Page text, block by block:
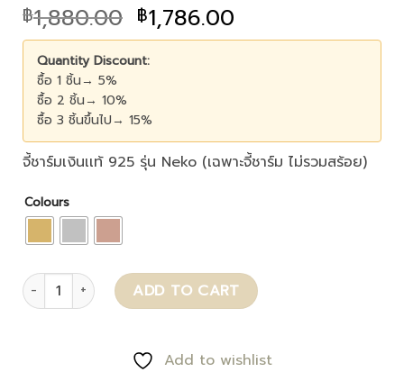
฿1,880.00 ฿1,786.00
Quantity Discount:
ซื้อ 1 ชิ้น→ 5%
ซื้อ 2 ชิ้น→ 10%
ซื้อ 3 ชิ้นขึ้นไป→ 15%
จี้ชาร์มเงินเเท้ 925 รุ่น Neko (เฉพาะจี้ชาร์ม ไม่รวมสร้อย)
Colours
Neko quantity ADD TO CART
Add to wishlist